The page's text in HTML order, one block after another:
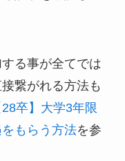
る事が全てでは
繋がれる方法も
卒】大学3年限
もらう方法を参